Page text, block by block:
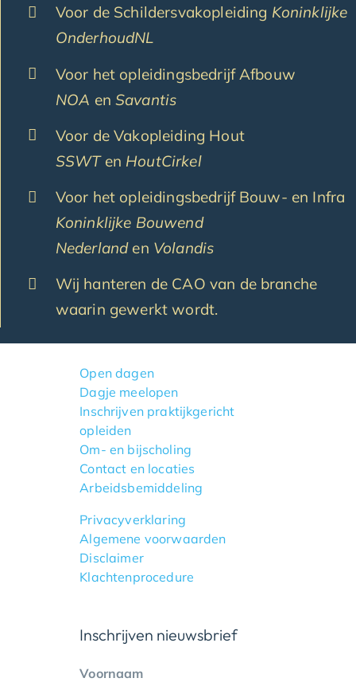
Voor de Schildersvakopleiding Koninklijke
OnderhoudNL
Voor het opleidingsbedrijf Afbouw
NOA en Savantis
Voor de Vakopleiding Hout
SSWTen HoutCirkel
Voor het opleidingsbedrijf Bouw- en Infra
Koninklijke Bouwend
Nederlanden Volandis
Wij hanteren de CAO van de branche
waarin gewerkt wordt.
Open dagen
Dagje meelopen
Inschrijven praktijkgericht
opleiden
Om- en bijscholing
Contact en locaties
Arbeidsbemiddeling
Privacyverklaring
Algemene voorwaarden
Disclaimer
Klachtenprocedure
Inschrijven nieuwsbrief
Voornaam